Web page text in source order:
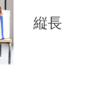
縦長